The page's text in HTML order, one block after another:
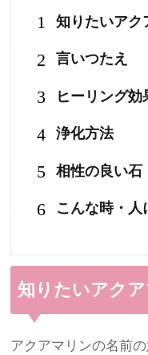
1 知りたいアク
2 言いつたえ
3 ヒーリング
4 浄化方法
5 相性の良い石
6 こんな時・人
知りたいアク
アクアマリンの名前